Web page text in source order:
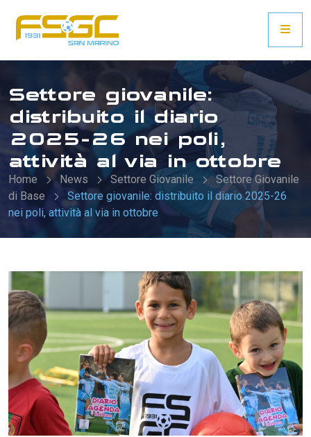
Settore giovanile:
distribuito il diario
2025-26 nei poli,
attività al via in ottobre
Home News Settore Giovanile
Settore Giovanile
di Base
Settore giovanile: distribuito il diario 2025-26
nei poli, attività al via in ottobre